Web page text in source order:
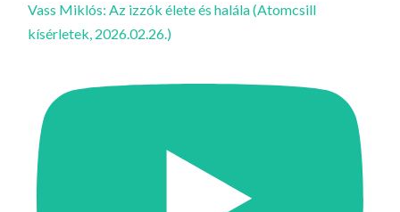
Vass Miklós: Az izzók élete és halála (Atomcsill
kísérletek, 2026.02.26.)